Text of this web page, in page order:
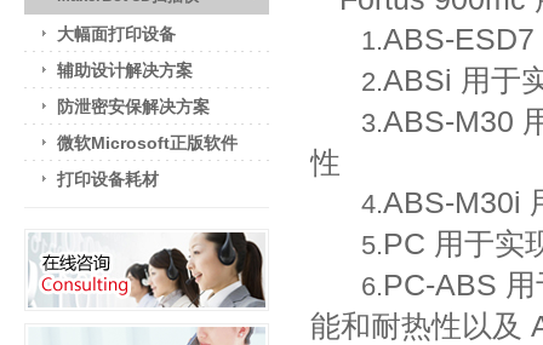
大幅面打印设备
辅助设计解决方案
防泄密安保解决方案
微软Microsoft正版软件
打印设备耗材
1.ABS-ESD7
2.ABSi 用于
3.ABS-M30
性
4.ABS-M30i
5.PC 用于实
6.PC-ABS
能和耐热性以及